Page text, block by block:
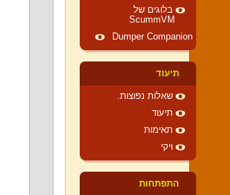
בלוגים של
ScummVM
Dumper Companion
תיעוד
שאלות נפוצות.
תיעוד
תאימות
ויקי
התפתחות